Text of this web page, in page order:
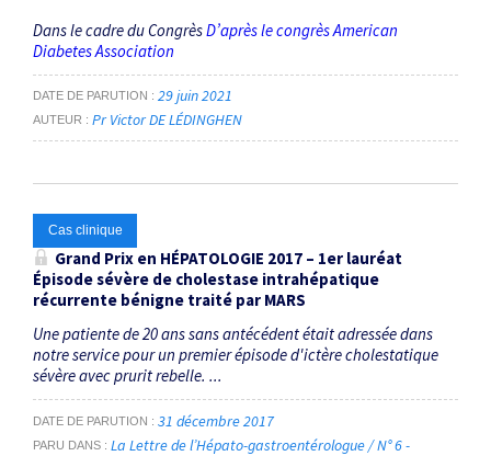
Dans le cadre du CongrèsD’après le congrès American
Diabetes Association
DATE DE PARUTION 29 juin 2021
AUTEUR Pr Victor DE LÉDINGHEN
Cas clinique
Grand Prix en HÉPATOLOGIE 2017 – 1er lauréat
Épisode sévère de cholestase intrahépatique
récurrente bénigne traité par MARS
Une patiente de 20 ans sans antécédent était adressée dans
notre service pour un premier épisode d'ictère cholestatique
sévère avec prurit rebelle. ...
DATE DE PARUTION 31 décembre 2017
PARU DANS
La Lettre de l’Hépato-gastroentérologue / N° 6 -